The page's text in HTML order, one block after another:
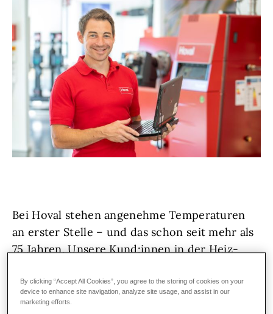
Bei Hoval stehen angenehme Temperaturen
an erster Stelle – und das schon seit mehr als
75 Jahren. Unsere Kund:innen in der Heiz-
Lösungen und exzellenten Service,
deutschland- und weltweit. Denn wir bei
By clicking “Accept All Cookies”, you agree to the storing of cookies on your
device to enhance site navigation, analyze site usage, and assist in our
marketing efforts.